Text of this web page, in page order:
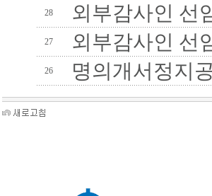
28 외부감사인 선
27 외부감사인 선
26 명의개서정지